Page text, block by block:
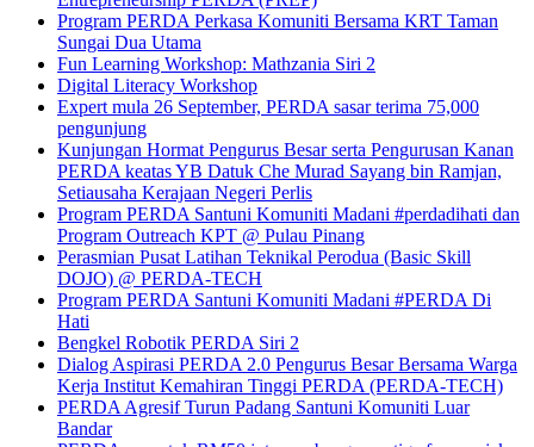
Program PERDA Perkasa Komuniti Bersama KRT Taman
Sungai Dua Utama
Fun Learning Workshop: Mathzania Siri 2
Digital Literacy Workshop
Expert mula 26 September, PERDA sasar terima 75,000
pengunjung
Kunjungan Hormat Pengurus Besar serta Pengurusan Kanan
PERDA keatas YB Datuk Che Murad Sayang bin Ramjan,
Setiausaha Kerajaan Negeri Perlis
Program PERDA Santuni Komuniti Madani #perdadihati dan
Program Outreach KPT @ Pulau Pinang
Perasmian Pusat Latihan Teknikal Perodua (Basic Skill
DOJO) @ PERDA-TECH
Program PERDA Santuni Komuniti Madani #PERDA Di
Hati
Bengkel Robotik PERDA Siri 2
Dialog Aspirasi PERDA 2.0 Pengurus Besar Bersama Warga
Kerja Institut Kemahiran Tinggi PERDA (PERDA-TECH)
PERDA Agresif Turun Padang Santuni Komuniti Luar
Bandar